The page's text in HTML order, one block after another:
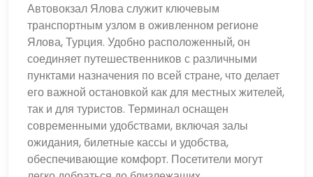
Автовокзал Ялова служит ключевым
транспортным узлом в оживленном регионе
Ялова, Турция. Удобно расположенный, он
соединяет путешественников с различными
пунктами назначения по всей стране, что делает
его важной остановкой как для местных жителей,
так и для туристов. Терминал оснащен
современными удобствами, включая залы
ожидания, билетные кассы и удобства,
обеспечивающие комфорт. Посетители могут